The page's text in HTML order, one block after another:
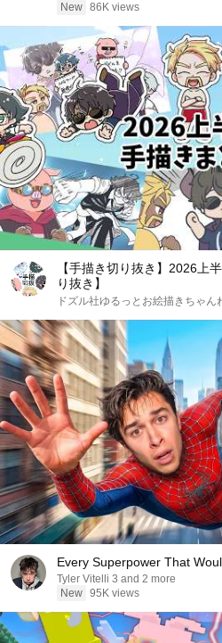
New 86K views
【手描き切り抜き】2026上
り抜き】
ドズル社ゆるっとお絵描きちゃん
Every Superpower That
Tyler Vitelli 3 and 2 more
New 95K views